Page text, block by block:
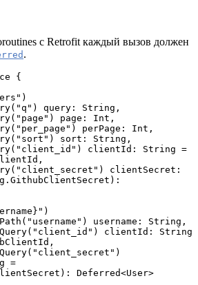
с Retrofit каждый вызов должен
.
{
query: String,
@Query("page") page: Int,
@Query("per_page") perPage: Int,
@Query("sort") sort: String,
username: String,
=
Deferred<User>